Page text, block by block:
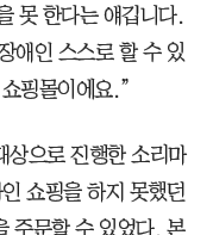
못 한다는 얘깁니다.
애인 스스로 할 수 있
핑몰이에요.”
상으로 진행한 소리마
쇼핑을 하지 못했던
주문할 수 있었다. 본